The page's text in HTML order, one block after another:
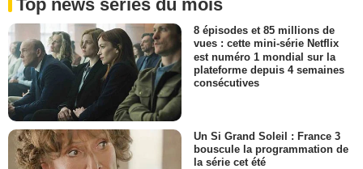
Top news séries du mois
8 épisodes et 85 millions de
vues : cette mini-série Netflix
est numéro 1 mondial sur la
plateforme depuis 4 semaines
consécutives
Un Si Grand Soleil : France 3
bouscule la programmation de
la série cet été